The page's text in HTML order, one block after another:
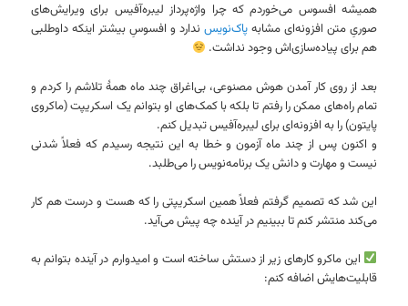
همیشه افسوس می‌خوردم که چرا واژه‌پرداز لیبره‌آفیس برای ویرایش‌های
صوریِ متن افزونه‌ای مشابه پاک‌نویس ندارد و افسوسِ بیشتر اینکه داوطلبی
هم برای پیاده‌سازی‌اش وجود نداشت.
بعد از روی کار آمدن هوش مصنوعی، بی‌اغراق چند ماه همهٔ تلاشم را کردم و
تمام راه‌های ممکن را رفتم تا بلکه با کمک‌های او بتوانم یک اسکریپت (ماکروی
پایتون) را به افزونه‌ای برای لیبره‌آفیس تبدیل کنم.
و اکنون پس از چند ماه آزمون و خطا به این نتیجه رسیدم که فعلاً شدنی
نیست و مهارت و دانش یک برنامه‌نویس را می‌طلبد.
این شد که تصمیم گرفتم فعلاً همین اسکریپتی را که هست و درست هم کار
می‌کند منتشر کنم تا ببینیم در آینده چه پیش می‌آید.
این ماکرو کارهای زیر از دستش ساخته است و امیدوارم در آینده بتوانم به
قابلیت‌هایش اضافه کنم: